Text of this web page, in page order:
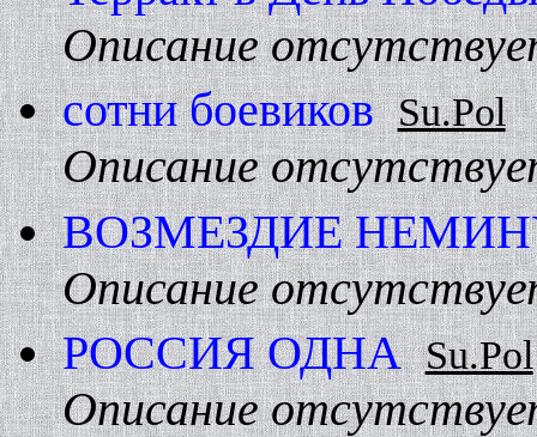
Описание
сотни боевиков Su.Pol
Описание
ВОЗМЕЗДИЕ
Описание
РОССИЯ ОДHА Su.Pol
Описание